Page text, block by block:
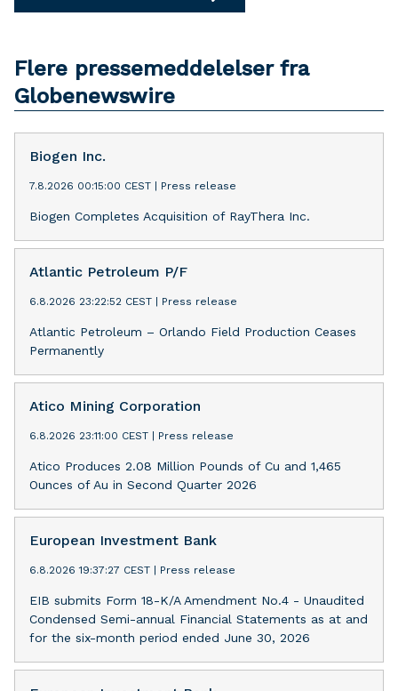
Flere pressemeddelelser fra
Globenewswire
Biogen Inc.
7.8.2026 00:15:00 CEST Press release
Biogen Completes Acquisition of RayThera Inc.
Atlantic Petroleum P/F
6.8.2026 23:22:52 CEST Press release
Atlantic Petroleum – Orlando Field Production Ceases
Permanently
Atico Mining Corporation
6.8.2026 23:11:00 CEST Press release
Atico Produces 2.08 Million Pounds of Cu and 1,465
Ounces of Au in Second Quarter 2026
European Investment Bank
6.8.2026 19:37:27 CEST Press release
EIB submits Form 18-K/A Amendment No.4 - Unaudited
Condensed Semi-annual Financial Statements as at and
for the six-month period ended June 30, 2026